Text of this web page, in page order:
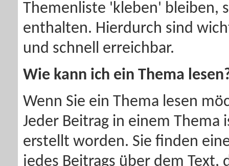
Themenliste 'kleben' bleiben,
enthalten. Hierdurch sind
und schnell erreichbar.
Wie kann ich ein Thema
Wenn Sie ein Thema lesen
Jeder Beitrag in einem Thema
erstellt worden. Sie finden
jedes Beitrags über dem